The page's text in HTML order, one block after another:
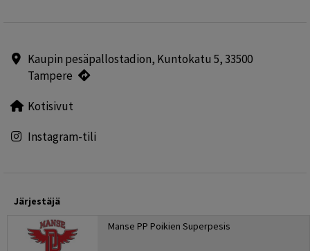
Kaupin pesäpallostadion, Kuntokatu 5, 33500
Tampere
Kotisivut
Instagram-tili
Järjestäjä
Manse PP Poikien Superpesis